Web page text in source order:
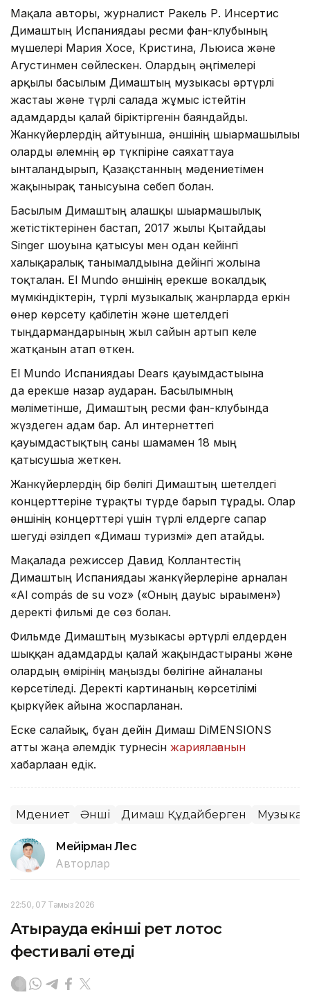
Мақала авторы, журналист Ракель Р. Инсертис
Димаштың Испаниядағы ресми фан-клубының
мүшелері Мария Хосе, Кристина, Льюиса және
Агустинмен сөйлескен. Олардың әңгімелері
арқылы басылым Димаштың музыкасы әртүрлі
жастағы және түрлі салада жұмыс істейтін
адамдарды қалай біріктіргенін баяндайды.
Жанкүйерлердің айтуынша, әншінің шығармашылығы
оларды әлемнің әр түкпіріне саяхаттауға
ынталандырып, Қазақстанның мәдениетімен
жақынырақ танысуына себеп болған.
Басылым Димаштың алғашқы шығармашылық
жетістіктерінен бастап, 2017 жылы Қытайдағы
Singer шоуына қатысуы мен одан кейінгі
халықаралық танымалдығына дейінгі жолына
тоқталған. El Mundo әншінің ерекше вокалдық
мүмкіндіктерін, түрлі музыкалық жанрларда еркін
өнер көрсету қабілетін және шетелдегі
тыңдармандарының жыл сайын артып келе
жатқанын атап өткен.
El Mundo Испаниядағы Dears қауымдастығына
да ерекше назар аударған. Басылымның
мәліметінше, Димаштың ресми фан-клубында
жүздеген адам бар. Ал интернеттегі
қауымдастықтың саны шамамен 18 мың
қатысушыға жеткен.
Жанкүйерлердің бір бөлігі Димаштың шетелдегі
концерттеріне тұрақты түрде барып тұрады. Олар
әншінің концерттері үшін түрлі елдерге сапар
шегуді әзілдеп «Димаш туризмі» деп атайды.
Мақалада режиссер Давид Коллантестің
Димаштың Испаниядағы жанкүйерлеріне арналған
«Al compás de su voz» («Оның дауыс ырғағымен»)
деректі фильмі де сөз болған.
Фильмде Димаштың музыкасы әртүрлі елдерден
шыққан адамдарды қалай жақындастырғаны және
олардың өмірінің маңызды бөлігіне айналғаны
көрсетіледі. Деректі картинаның көрсетілімі
қыркүйек айына жоспарланған.
Еске салайық, бұған дейін Димаш DiMENSIONS
атты жаңа әлемдік турнесін жариялағанын
хабарлаған едік.
Мәдениет Әнші Димаш Құдайберген Музыка
Мейірман Лес
Авторлар
22:50, 07 Тамыз 2026
Атырауда екінші рет лотос
фестивалі өтеді